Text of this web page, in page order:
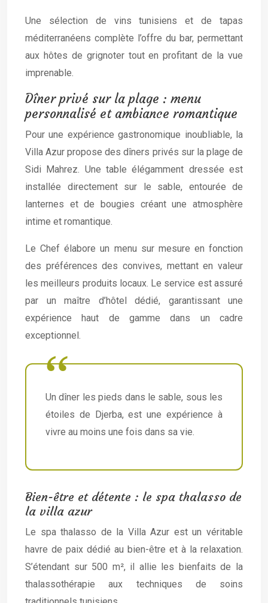
Une sélection de vins tunisiens et de tapas
méditerranéens complète l’offre du bar, permettant
aux hôtes de grignoter tout en profitant de la vue
imprenable.
Dîner privé sur la plage : menu
personnalisé et ambiance romantique
Pour une expérience gastronomique inoubliable, la
Villa Azur propose des dîners privés sur la plage de
Sidi Mahrez. Une table élégamment dressée est
installée directement sur le sable, entourée de
lanternes et de bougies créant une atmosphère
intime et romantique.
Le Chef élabore un menu sur mesure en fonction
des préférences des convives, mettant en valeur
les meilleurs produits locaux. Le service est assuré
par un maître d’hôtel dédié, garantissant une
expérience haut de gamme dans un cadre
exceptionnel.
Un dîner les pieds dans le sable, sous les
étoiles de Djerba, est une expérience à
vivre au moins une fois dans sa vie.
Bien-être et détente : le spa thalasso de
la villa azur
Le spa thalasso de la Villa Azur est un véritable
havre de paix dédié au bien-être et à la relaxation.
S’étendant sur 500 m², il allie les bienfaits de la
thalassothérapie aux techniques de soins